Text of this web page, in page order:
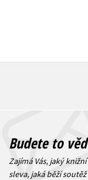
Budete to
Zajímá Vás, jaký
sleva, jaká běží